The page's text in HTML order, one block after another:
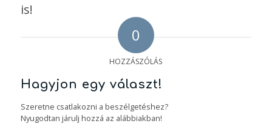
is!
0
HOZZÁSZÓLÁS
Hagyjon egy választ!
Szeretne csatlakozni a beszélgetéshez?
Nyugodtan járulj hozzá az alábbiakban!